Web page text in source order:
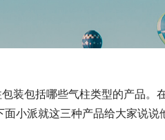
装包括哪些气柱类型的产品。
小派就这三种产品给大家说说